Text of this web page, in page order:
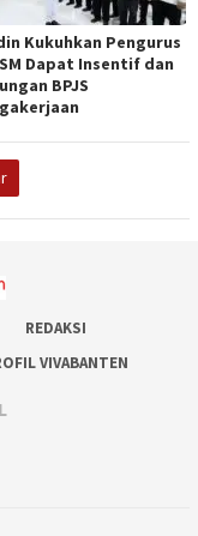
Kukuhkan Pengurus
Dapat Insentif dan
BPJS
REDAKSI
VIVABANTEN